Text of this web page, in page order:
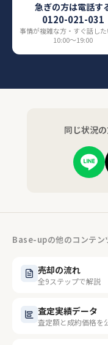
急ぎの方は電話す
0120-021-031
事情が複雑な方・すぐ話した
10:00〜19:00
同じ状況
Base-upの他のコンテン
売却の流れ
全9ステップで解説
査定実績データ
査定額と成約価格を